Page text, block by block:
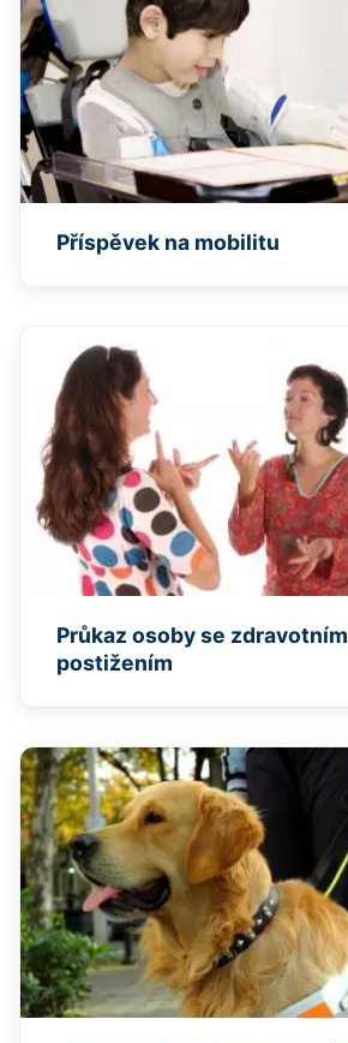
Příspěvek na mobilitu
Průkaz osoby se zdravotním
postižením